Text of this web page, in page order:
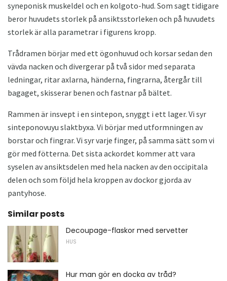
syneponisk muskeldel och en kolgoto-hud. Som sagt tidigare
beror huvudets storlek på ansiktsstorleken och på huvudets
storlek är alla parametrar i figurens kropp.
Trådramen börjar med ett ögonhuvud och korsar sedan den
vävda nacken och divergerar på två sidor med separata
ledningar, ritar axlarna, händerna, fingrarna, återgår till
bagaget, skisserar benen och fastnar på bältet.
Rammen är insvept i en sintepon, snyggt i ett lager. Vi syr
sinteponovuyu slaktbyxa. Vi börjar med utformningen av
borstar och fingrar. Vi syr varje finger, på samma sätt som vi
gör med fötterna. Det sista ackordet kommer att vara
syselen av ansiktsdelen med hela nacken av den occipitala
delen och som följd hela kroppen av dockor gjorda av
pantyhose.
Similar posts
Decoupage-flaskor med servetter
HUS
Hur man gör en docka av tråd?